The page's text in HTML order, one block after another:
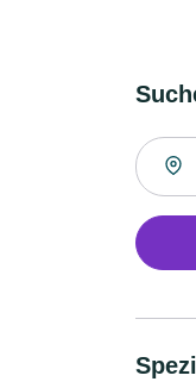
Suche